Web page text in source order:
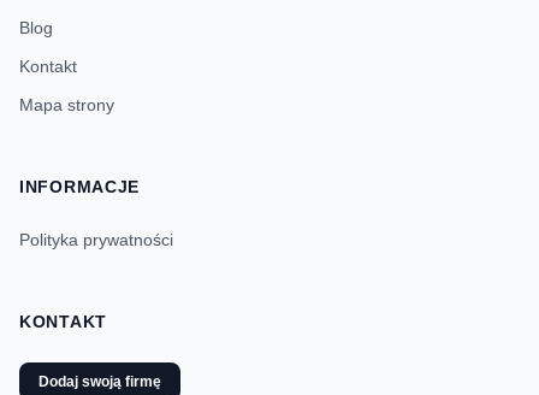
Blog
Kontakt
Mapa strony
INFORMACJE
Polityka prywatności
KONTAKT
Dodaj swoją firmę